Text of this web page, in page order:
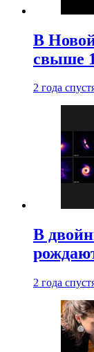
В
свыше
2 года
В
2 года